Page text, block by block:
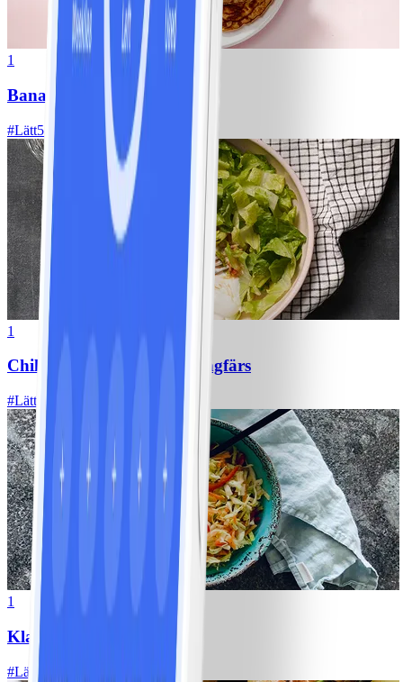
1
Bananpannkakor
#Lätt5 MIN
1
Chili con carne med kycklingfärs
#Lätt
1
Klassisk vitkålssallad
#Lätt 20 MIN